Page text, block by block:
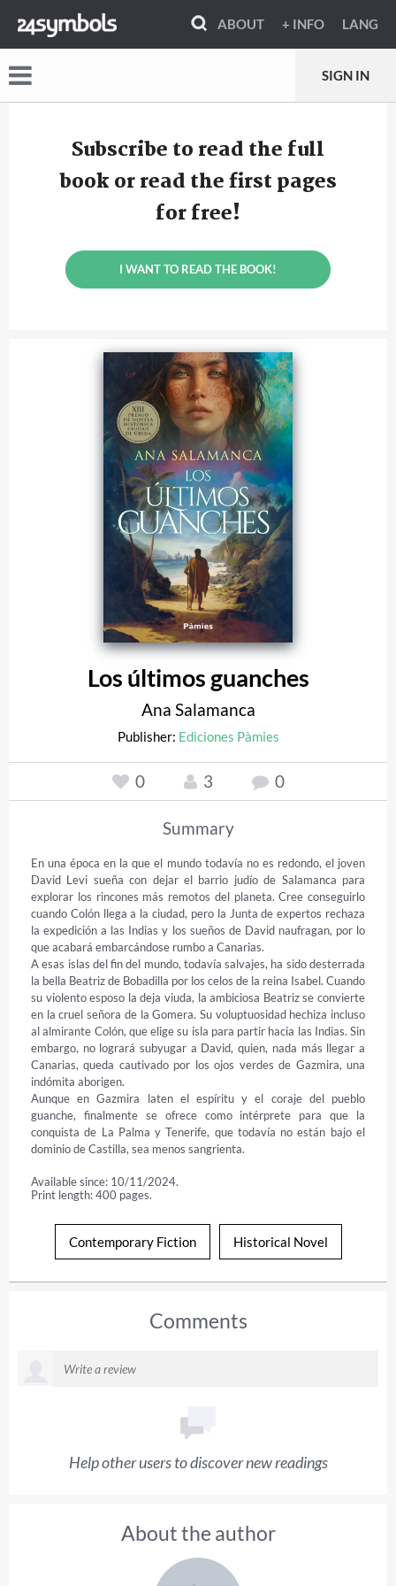
ABOUT + INFO LANG
SIGN IN
Subscribe to read the full
book or read the first pages
for free!
I WANT TO READ THE BOOK!
Los últimos guanches
Ana Salamanca
Publisher: Ediciones Pàmies
0 3 0
Summary
En una época en la que el mundo todavía no es redondo, el joven
David Levi sueña con dejar el barrio judío de Salamanca para
explorar los rincones más remotos del planeta. Cree conseguirlo
cuando Colón llega a la ciudad, pero la Junta de expertos rechaza
la expedición a las Indias y los sueños de David naufragan, por lo
que acabará embarcándose rumbo a Canarias.
A esas islas del fin del mundo, todavía salvajes, ha sido desterrada
la bella Beatriz de Bobadilla por los celos de la reina Isabel. Cuando
su violento esposo la deja viuda, la ambiciosa Beatriz se convierte
en la cruel señora de la Gomera. Su voluptuosidad hechiza incluso
al almirante Colón, que elige su isla para partir hacia las Indias. Sin
embargo, no logrará subyugar a David, quien, nada más llegar a
Canarias, queda cautivado por los ojos verdes de Gazmira, una
indómita aborigen.
Aunque en Gazmira laten el espíritu y el coraje del pueblo
guanche, finalmente se ofrece como intérprete para que la
conquista de La Palma y Tenerife, que todavía no están bajo el
dominio de Castilla, sea menos sangrienta.
Available since: 10/11/2024.
Print length: 400 pages.
Contemporary Fiction Historical Novel
Comments
Help other users to discover new readings
About the author